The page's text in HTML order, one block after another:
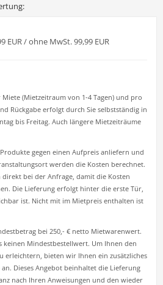
EUR / ohne MwSt. 99,99 EUR
(Mietzeitraum von 1-4 Tagen) und pro
Rückgabe erfolgt durch Sie selbstständig in
bis Freitag. Auch längere Mietzeiträume
gegen einen Aufpreis anliefern und
werden die Kosten berechnet.
direkt bei der Anfrage, damit die Kosten
Die Lieferung erfolgt hinter die erste Tür,
ist. Nicht mit im Mietpreis enthalten ist
bei 250,- € netto Mietwarenwert.
keinen Mindestbestellwert. Um Ihnen den
erleichtern, bieten wir Ihnen ein zusätzliches
Dieses Angebot beinhaltet die Lieferung
nach Ihren Anweisungen und den wieder